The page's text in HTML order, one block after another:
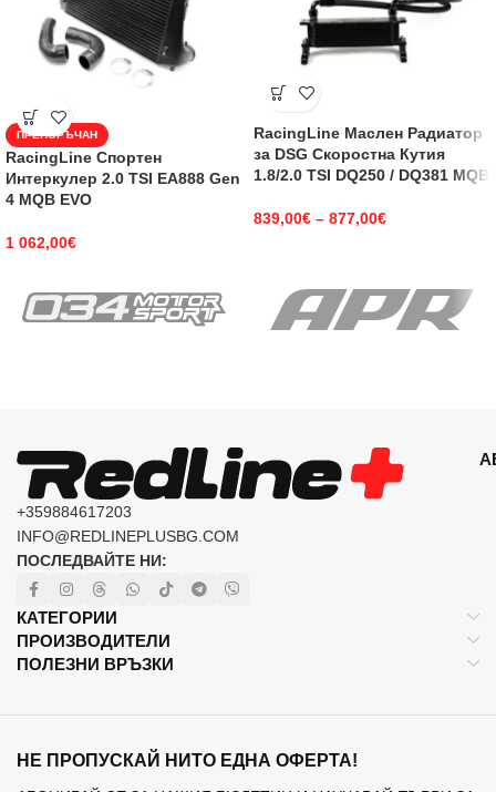
ПРЕПОРЪЧАН
RacingLine Спортен
Интеркулер 2.0 TSI EA888 Gen
4 MQB EVO
1 062,00€
RacingLine Маслен Радиатор
за DSG Скоростна Кутия
1.8/2.0 TSI DQ250 / DQ381 MQB
839,00€ – 877,00€
+359884617203
INFO@REDLINEPLUSBG.COM
ПОСЛЕДВАЙТЕ НИ:
КАТЕГОРИИ
ПРОИЗВОДИТЕЛИ
ПОЛЕЗНИ ВРЪЗКИ
НЕ ПРОПУСКАЙ НИТО ЕДНА ОФЕРТА!